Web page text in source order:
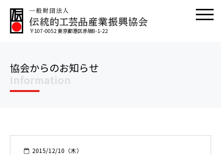
〒107-0052 東京都港区赤坂8-1-22
協会からのお知らせ
Information
2015/12/10（木）